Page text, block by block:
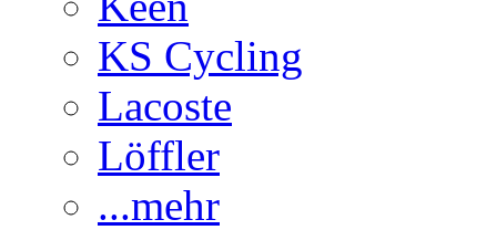
KS Cycling
Lacoste
Löffler
...mehr